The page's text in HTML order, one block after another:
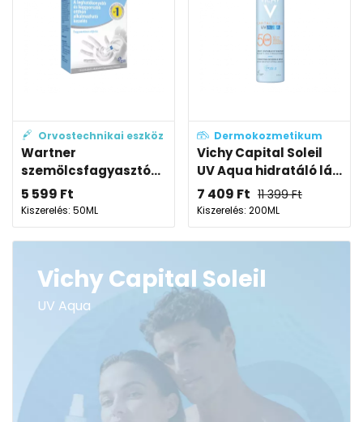
Orvostechnikai eszköz
Wartner
szemölcsfagyasztó...
5 599 Ft
Kiszerelés: 50ML
Dermokozmetikum
Vichy Capital Soleil
UV Aqua hidratáló lá...
7 409 Ft 11 399Ft
Kiszerelés: 200ML
Vichy Capital Soleil
UV Aqua